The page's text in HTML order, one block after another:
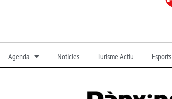
Agenda Noticies Turisme Actiu Esports